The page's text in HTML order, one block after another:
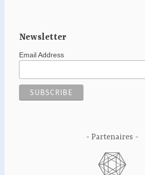
Newsletter
Email Address
Partenaires